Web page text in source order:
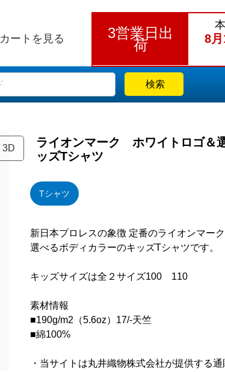
カートを見る 3営業日出
荷 8月
検索
3D
ライオンマーク ホワイトロゴ＆
ッズTシャツ
Tシャツ
新日本プロレスの象徴 定番のライオンマー
選べるボディカラーのキッズTシャツです。
キッズサイズは全２サイズ100 110
素材情報
■190g/m2（5.6oz）17/-天竺
■綿100%
・当サイトは丸井織物株式会社が提供する